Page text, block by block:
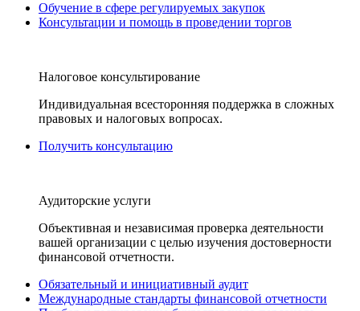
Обучение в сфере регулируемых закупок
Консультации и помощь в проведении торгов
Налоговое консультирование
Индивидуальная всесторонняя поддержка в сложных
правовых и налоговых вопросах.
Получить консультацию
Аудиторские услуги
Объективная и независимая проверка деятельности
вашей организации с целью изучения достоверности
финансовой отчетности.
Обязательный и инициативный аудит
Международные стандарты финансовой отчетности